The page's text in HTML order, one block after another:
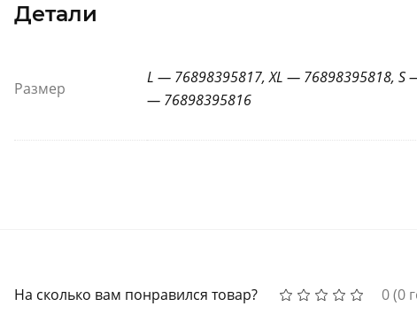
Детали
Размер
L — 76898395817, XL — 76898395818, S
— 76898395816
На сколько вам понравился товар? 0(0